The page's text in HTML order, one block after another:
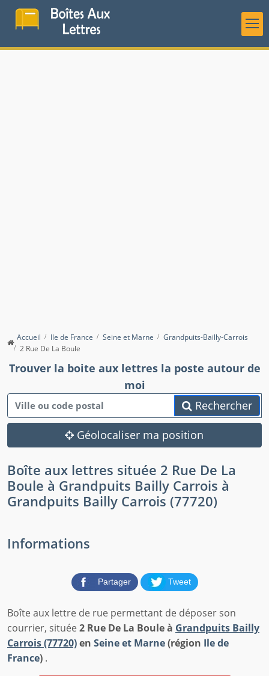
Accueil Ile de France Seine et Marne
Grandpuits-Bailly-Carrois
2 Rue De La Boule
Trouver la boite aux lettres la poste autour de
moi
Rechercher
Géolocaliser ma position
Boîte aux lettres située 2 Rue De La
Boule à Grandpuits Bailly Carrois à
Grandpuits Bailly Carrois (77720)
Informations
Partager Tweet
Boîte aux lettre de rue permettant de déposer son
courrier, située2 Rue De La Boule à Grandpuits Bailly
Carrois (77720)en Seine et Marne(région Ile de
France) .